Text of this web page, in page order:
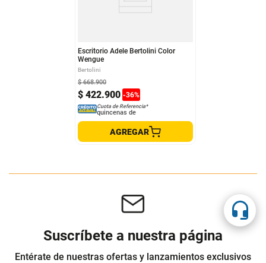
Escritorio Adele Bertolini Color
Wengue
Bertolini
$ 422.900 -36%
$ 668.900
Cuota de Referencia*
quincenas de
AGREGAR
Suscríbete a nuestra página
Entérate de nuestras ofertas y lanzamientos exclusivos